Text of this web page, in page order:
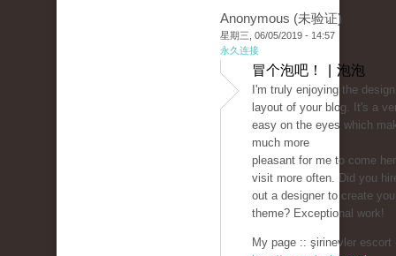
Anonymous (未验证)
星期三, 06/05/2019 - 14:57
永久连接
冒个泡吧！ | 泡泡
I'm truly enjoying the
layout of your blog. It's a
easy on the eyes which
much more
pleasant for me to come
visit more often. Did you
out a designer to create
theme? Exceptional work!
My page :: şirinevler escort